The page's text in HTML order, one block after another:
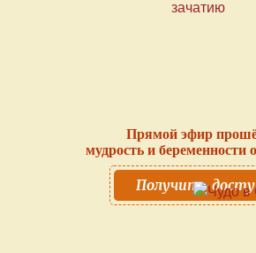
Прямой эфир
мудрость и беременности
Получить